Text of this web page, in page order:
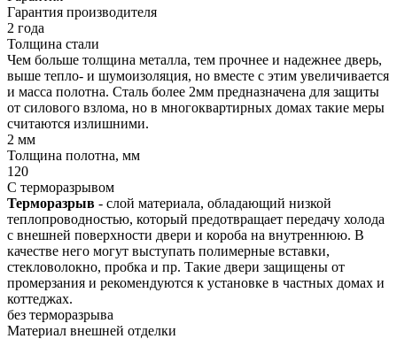
Гарантия производителя
2 года
Толщина стали
Чем больше толщина металла, тем прочнее и надежнее дверь,
выше тепло- и шумоизоляция, но вместе с этим увеличивается
и масса полотна. Сталь более 2мм предназначена для защиты
от силового взлома, но в многоквартирных домах такие меры
считаются излишними.
2 мм
Толщина полотна, мм
120
С терморазрывом
Терморазрыв - слой материала, обладающий низкой
теплопроводностью, который предотвращает передачу холода
с внешней поверхности двери и короба на внутреннюю. В
качестве него могут выступать полимерные вставки,
стекловолокно, пробка и пр. Такие двери защищены от
промерзания и рекомендуются к установке в частных домах и
коттеджах.
без терморазрыва
Материал внешней отделки